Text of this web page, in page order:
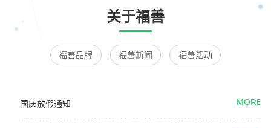
关于福善
福善品牌 福善新闻 福善活动
国庆放假通知 MORE +